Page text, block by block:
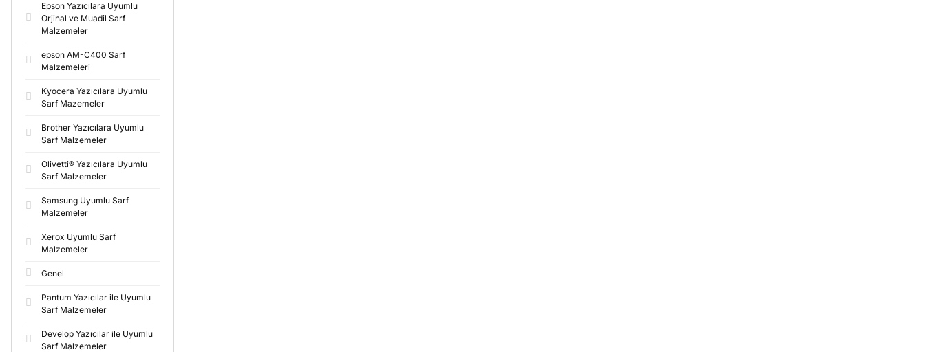
Epson Yazıcılara Uyumlu
Orjinal ve Muadil Sarf
Malzemeler
epson AM-C400 Sarf
Malzemeleri
Kyocera Yazıcılara Uyumlu
Sarf Mazemeler
Brother Yazıcılara Uyumlu
Sarf Malzemeler
Olivetti® Yazıcılara Uyumlu
Sarf Malzemeler
Samsung Uyumlu Sarf
Malzemeler
Xerox Uyumlu Sarf
Malzemeler
Genel
Pantum Yazıcılar ile Uyumlu
Sarf Malzemeler
Develop Yazıcılar ile Uyumlu
Sarf Malzemeler